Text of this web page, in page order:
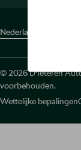
Nederlands
© 2026 D'Ieteren
voorbehouden.
Wettelijke bepalingen